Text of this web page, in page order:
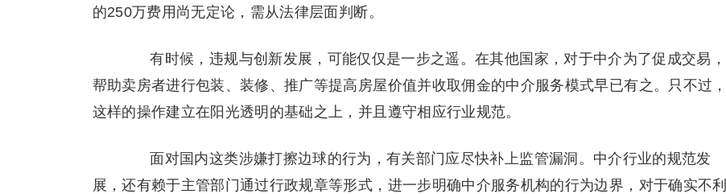
的250万费用尚无定论，需从法律层面判断。
有时候，违规与创新发展，可能仅仅是一步之遥。在其他国家，对于中介为了促成交易，
帮助卖房者进行包装、装修、推广等提高房屋价值并收取佣金的中介服务模式早已有之。只不过，
这样的操作建立在阳光透明的基础之上，并且遵守相应行业规范。
面对国内这类涉嫌打擦边球的行为，有关部门应尽快补上监管漏洞。中介行业的规范发
展，还有赖于主管部门通过行政规章等形式，进一步明确中介服务机构的行为边界，对于确实不利